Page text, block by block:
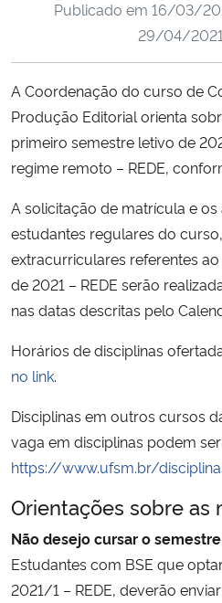
Ministério da Ciência, Tecnologia,
Ministério do Turismo
Ministério do Desenvolvimento Regional
Controladoria-Geral da União
Ministério da Mulher, da Família e dos
Secretaria-Geral
Gabinete de Segurança Institucional
Advocacia-Geral da União
Banco Central do Brasil
Planalto
Publicado em 16/03/
29/04/
A Coordenação do curso de
Produção Editorial orienta
primeiro semestre letivo de
regime remoto – REDE,
A solicitação de matrícula e
estudantes regulares do
extracurriculares referentes
de 2021 – REDE serão
nas datas descritas pelo
Horários de disciplinas
no link.
Disciplinas em outros cursos
vaga em disciplinas podem
https://www.ufsm.br/
Orientações sobre as
Não desejo cursar o
Estudantes com BSE que
2021/1 – REDE, deverão